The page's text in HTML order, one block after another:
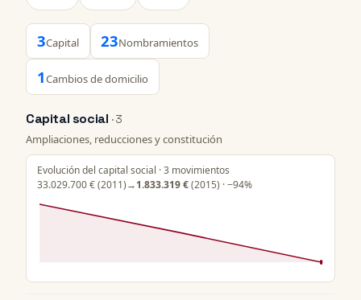
3Capital 23Nombramientos
1Cambios de domicilio
Capital social · 3
Ampliaciones, reducciones y constitución
Evolución del capital social · 3 movimientos
33.029.700 €(2011)→1.833.319 €(2015) · −94%